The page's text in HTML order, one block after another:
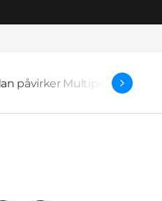
påvirker Multipel Sklerose